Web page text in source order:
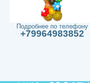
Подробнее по телефону
+79964983852